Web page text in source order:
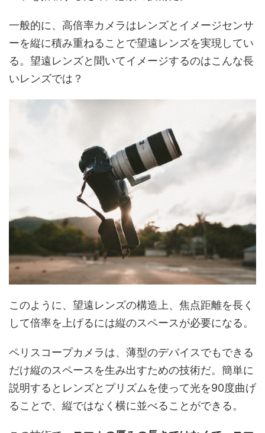
一般的に、高倍率カメラはレンズとイメージセンサ
ーを縦に積み重ねることで望遠レンズを実現してい
る。望遠レンズと聞いてイメージするのはこんな長
いレンズでは？
このように、望遠レンズの構造上、焦点距離を長く
して倍率を上げるには縦のスペースが必要になる。
ペリスコープカメラは、薄型のデバイスでもできる
だけ縦のスペースを生み出すための技術だ。簡単に
説明するとレンズとプリズムを使って光を90度曲げ
ることで、縦ではなく横に並べることができる。